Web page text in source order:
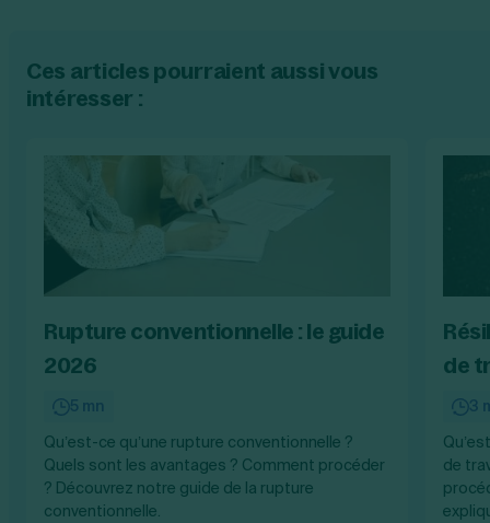
Ces articles pourraient aussi vous
intéresser :
Rupture conventionnelle : le guide
2026
5 mn
Qu’est-ce qu’une rupture conventionnelle ?
Quels sont les avantages ? Comment procéder
? Découvrez notre guide de la rupture
conventionnelle.
de
3
de